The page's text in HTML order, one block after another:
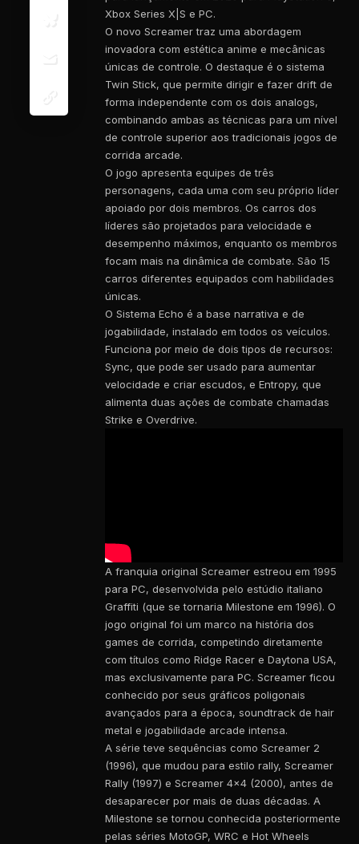
Xbox Series X|S e PC.
O novo Screamer traz uma abordagem
inovadora com estética anime e mecânicas
únicas de controle. O destaque é o sistema
Twin Stick, que permite dirigir e fazer drift de
forma independente com os dois analogs,
combinando ambas as técnicas para um nível
de controle superior aos tradicionais jogos de
corrida arcade.
O jogo apresenta equipes de três
personagens, cada uma com seu próprio líder
apoiado por dois membros. Os carros dos
líderes são projetados para velocidade e
desempenho máximos, enquanto os membros
focam mais na dinâmica de combate. São 15
carros diferentes equipados com habilidades
únicas.
O Sistema Echo é a base narrativa e de
jogabilidade, instalado em todos os veículos.
Funciona por meio de dois tipos de recursos:
Sync, que pode ser usado para aumentar
velocidade e criar escudos, e Entropy, que
alimenta duas ações de combate chamadas
Strike e Overdrive.
A franquia original Screamer estreou em 1995
para PC, desenvolvida pelo estúdio italiano
Graffiti (que se tornaria Milestone em 1996). O
jogo original foi um marco na história dos
games de corrida, competindo diretamente
com títulos como Ridge Racer e Daytona USA,
mas exclusivamente para PC. Screamer ficou
conhecido por seus gráficos poligonais
avançados para a época, soundtrack de hair
metal e jogabilidade arcade intensa.
A série teve sequências como Screamer 2
(1996), que mudou para estilo rally, Screamer
Rally (1997) e Screamer 4×4 (2000), antes de
desaparecer por mais de duas décadas. A
Milestone se tornou conhecida posteriormente
pelas séries MotoGP, WRC e Hot Wheels